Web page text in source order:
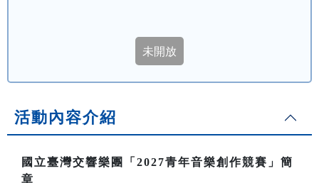
活動內容介紹
國立臺灣交響樂團「2027青年音樂創作競賽」簡
章